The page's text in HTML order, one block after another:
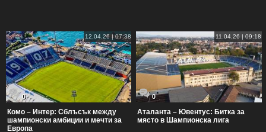
12.04.26 | 07:38
0
Комо – Интер: Сблъсък между
шампионски амбиции и мечти за
Европа
11.04.26 | 09:18
0
Аталанта – Ювентус: Битка за
място в Шампионска лига